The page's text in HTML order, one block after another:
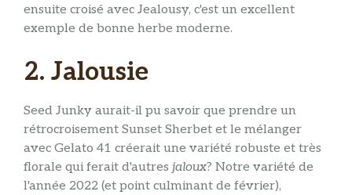
ensuite croisé avec Jealousy, c'est un excellent
exemple de bonne herbe moderne.
2. Jalousie
Seed Junky aurait-il pu savoir que prendre un
rétrocroisement Sunset Sherbet et le mélanger
avec Gelato 41 créerait une variété robuste et très
florale qui ferait d'autres jaloux? Notre variété de
l'année 2022 (et point culminant de février),